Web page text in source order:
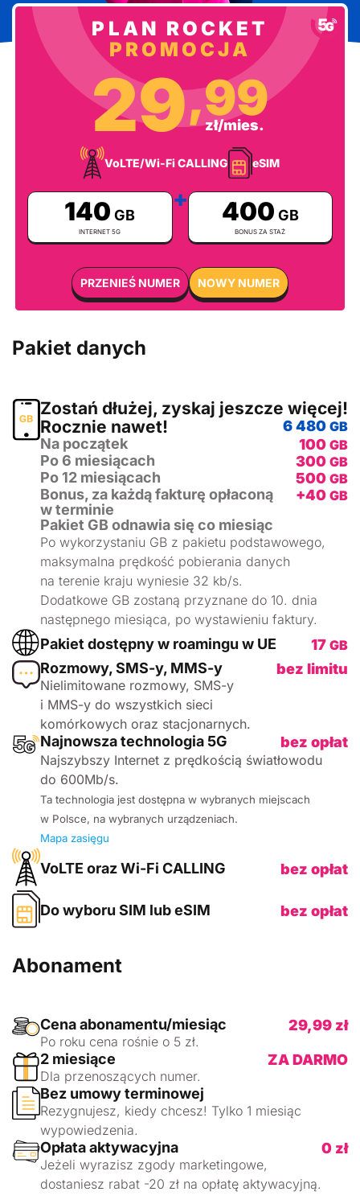
Pakiet danych
Zostań dłużej, zyskaj jeszcze więcej!
Rocznie nawet!
6 480 GB
Na początek 100 GB
Po 6 miesiącach 300 GB
Po 12 miesiącach 500 GB
Bonus, za każdą fakturę opłaconą
w terminie
+40 GB
Pakiet GB odnawia się co miesiąc
Po wykorzystaniu GB z pakietu podstawowego,
maksymalna prędkość pobierania danych
na terenie kraju wyniesie 32 kb/s.
Dodatkowe GB zostaną przyznane do 10. dnia
następnego miesiąca, po wystawieniu faktury.
Pakiet dostępny w roamingu w UE 17 GB
Rozmowy, SMS-y, MMS-y
Nielimitowane rozmowy, SMS-y
i MMS-y do wszystkich sieci
komórkowych oraz stacjonarnych.
bez limitu
Najnowsza technologia 5G bez opłat
Najszybszy Internet z prędkością światłowodu
do 600Mb/s.
Ta technologia jest dostępna w wybranych miejscach
w Polsce, na wybranych urządzeniach.
Mapa zasięgu
VoLTE oraz Wi-Fi CALLING bez opłat
Do wyboru SIM lub eSIM bez opłat
Abonament
Cena abonamentu/miesiąc
Po roku cena rośnie o 5 zł.
29,99 zł
2 miesiące
Dla przenoszących numer.
ZA DARMO
Bez umowy terminowej
Rezygnujesz, kiedy chcesz! Tylko 1 miesiąc
wypowiedzenia.
Opłata aktywacyjna
Jeżeli wyrazisz zgody marketingowe,
dostaniesz rabat -20 zł na opłatę aktywacyjną.
0 zł
PLAN ROCKET
PROMOCJA
29,99
zł/mies.
VoLTE/Wi-Fi CALLING eSIM
140 GB
INTERNET 5G
+ 400 GB
BONUS ZA STAŻ
PRZENIEŚ NUMER NOWY NUMER